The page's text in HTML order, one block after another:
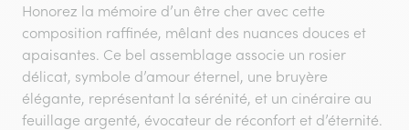
Honorez la mémoire d’un être cher avec cette
composition raffinée, mêlant des nuances douces et
apaisantes. Ce bel assemblage associe un rosier
délicat, symbole d’amour éternel, une bruyère
élégante, représentant la sérénité, et un cinéraire au
feuillage argenté, évocateur de réconfort et d’éternité.